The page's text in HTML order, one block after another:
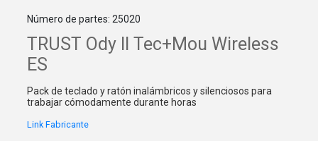
Número de partes: 25020
TRUST Ody II Tec+Mou Wireless
ES
Pack de teclado y ratón inalámbricos y silenciosos para
trabajar cómodamente durante horas
Link Fabricante